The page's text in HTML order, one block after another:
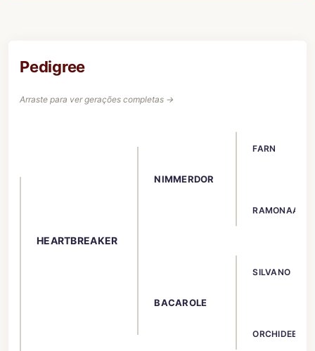
Pedigree
Arraste para ver gerações completas →
HEARTBREAKER
NIMMERDOR
BACAROLE
FARN
RAMONAA
SILVANO
ORCHIDEE